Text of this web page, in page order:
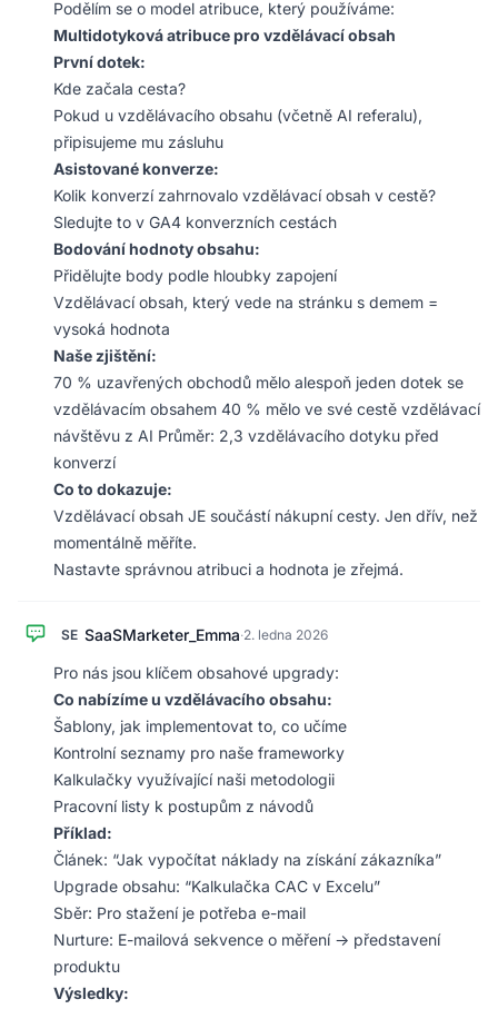
Podělím se o model atribuce, který používáme:
Multidotyková atribuce pro vzdělávací obsah
První dotek:
Kde začala cesta?
Pokud u vzdělávacího obsahu (včetně AI referalu),
připisujeme mu zásluhu
Asistované konverze:
Kolik konverzí zahrnovalo vzdělávací obsah v cestě?
Sledujte to v GA4 konverzních cestách
Bodování hodnoty obsahu:
Přidělujte body podle hloubky zapojení
Vzdělávací obsah, který vede na stránku s demem =
vysoká hodnota
Naše zjištění:
70 % uzavřených obchodů mělo alespoň jeden dotek se
vzdělávacím obsahem 40 % mělo ve své cestě vzdělávací
návštěvu z AI Průměr: 2,3 vzdělávacího dotyku před
konverzí
Co to dokazuje:
Vzdělávací obsah JE součástí nákupní cesty. Jen dřív, než
momentálně měříte.
Nastavte správnou atribuci a hodnota je zřejmá.
SE SaaSMarketer_Emma·2. ledna 2026
Pro nás jsou klíčem obsahové upgrady:
Co nabízíme u vzdělávacího obsahu:
Šablony, jak implementovat to, co učíme
Kontrolní seznamy pro naše frameworky
Kalkulačky využívající naši metodologii
Pracovní listy k postupům z návodů
Příklad:
Článek: “Jak vypočítat náklady na získání zákazníka”
Upgrade obsahu: “Kalkulačka CAC v Excelu”
Sběr: Pro stažení je potřeba e-mail
Nurture: E-mailová sekvence o měření → představení
produktu
Výsledky: